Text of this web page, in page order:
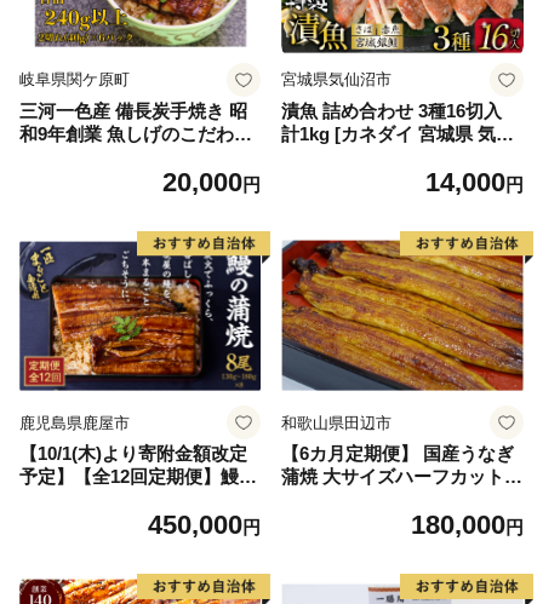
岐阜県関ケ原町
三河一色産 備長炭手焼き 昭
和9年創業 魚しげのこだわり
20,000円
宮城県気仙沼市
漬魚 詰め合わせ 3種16切入
計1kg [カネダイ 宮城県 気仙
鮭使用★ 魚 魚介類 銀鮭 赤魚
保存食 長期保存 食べ比べ 簡
単
14,000円
鹿児島県鹿屋市
【10/1(木)より寄附金額改定
予定】【全12回定期便】鰻の
450,000円
和歌山県田辺市
【6カ月定期便】 国産うなぎ
蒲焼 大サイズハーフカット
袋セット×6回 / 国産うなぎ 国
うな丼 土用の丑の日 田辺市
国産 【ots036-tk】
180,000円